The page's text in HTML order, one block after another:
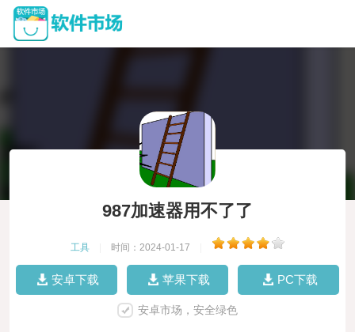
987加速器用不了了
工具 时间：2024-01-17
安卓下载 苹果下载 PC下载
安卓市场，安全绿色